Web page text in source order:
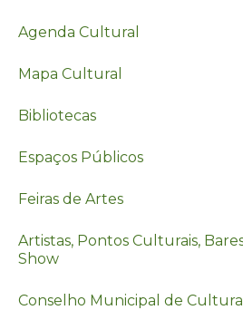
Agenda Cultural
Mapa Cultural
Bibliotecas
Espaços Públicos
Feiras de Artes
Artistas, Pontos Culturais,
Show
Conselho Municipal de Cultura